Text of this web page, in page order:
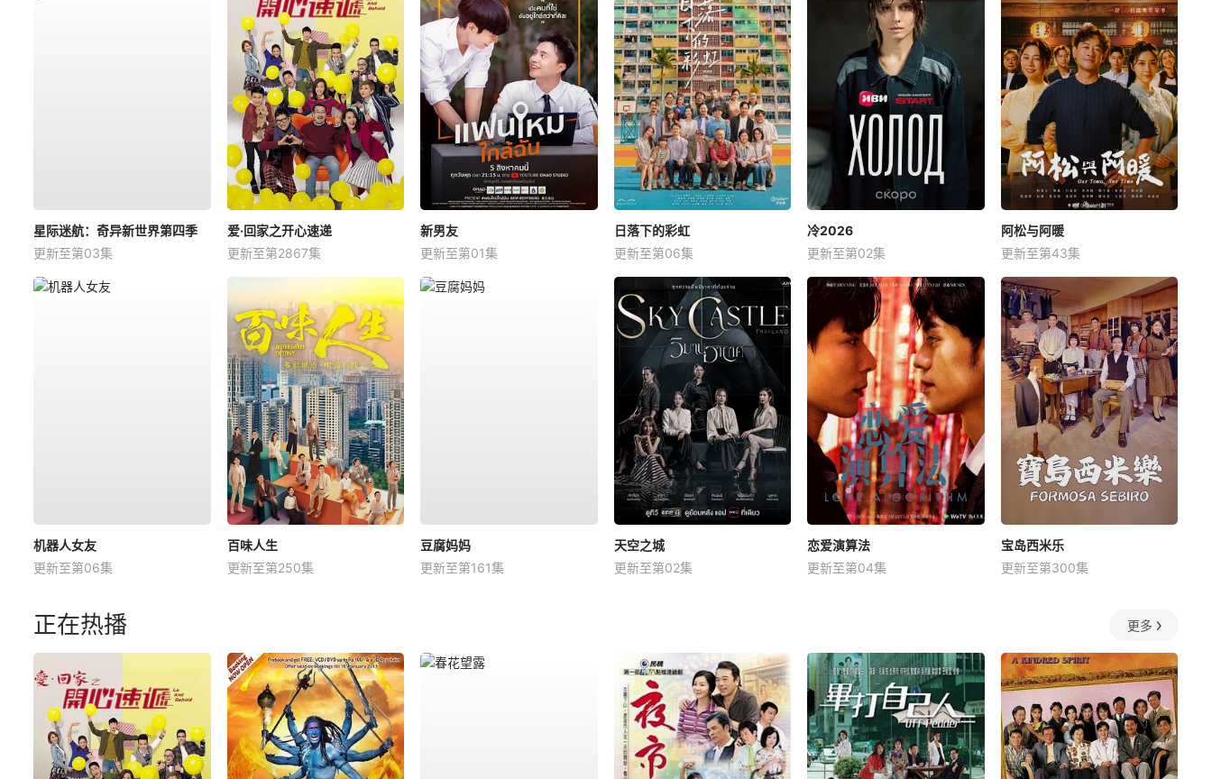
星际迷航：奇异新世界第四季
更新至第03集
爱·回家之开心速递
更新至第2867集
新男友
更新至第01集
日落下的彩虹
更新至第06集
冷2026
更新至第02集
阿松与阿暖
更新至第43集
机器人女友
更新至第06集
百味人生
更新至第250集
豆腐妈妈
更新至第161集
天空之城
更新至第02集
恋爱演算法
更新至第04集
宝岛西米乐
更新至第300集
正在热播 更多